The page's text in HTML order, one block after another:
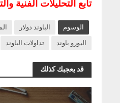
تابع التحليلات الفنية
الوسوم الباوند دولار
اليورو باوند
تداولات الباوند
قد يعجبك كذلك